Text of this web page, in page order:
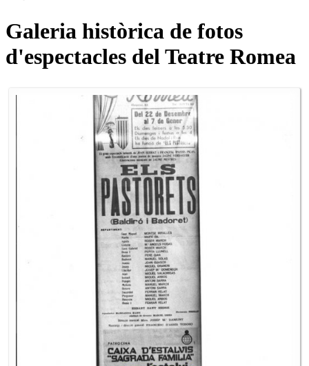
Galeria històrica de fotos
d'espectacles del Teatre Romea